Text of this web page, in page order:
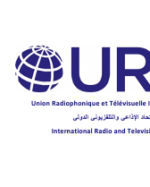
contenu
principal